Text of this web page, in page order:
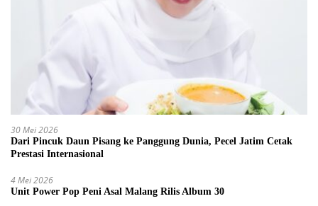
30 Mei 2026
Dari Pincuk Daun Pisang ke Panggung Dunia, Pecel Jatim Cetak
Prestasi Internasional
4 Mei 2026
Unit Power Pop Peni Asal Malang Rilis Album 30